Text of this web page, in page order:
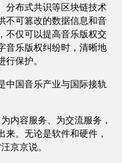
分布式共识等区块链技术
不可篡改的数据信息和音
不仅可以提高音乐版权交
音乐版权纠纷时，清晰地
保护。
中国音乐产业与国际接轨
内容服务、为交流服务，
。无论是软件和硬件，
京京说。